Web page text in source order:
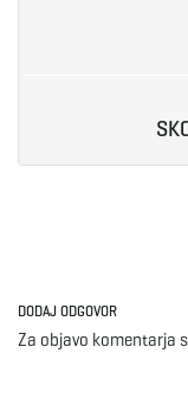
DODAJ ODGOVOR
Za objavo komentarja